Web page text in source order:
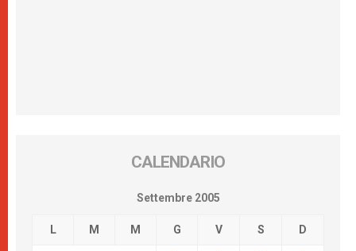
CALENDARIO
Settembre 2005
L M M G V S D